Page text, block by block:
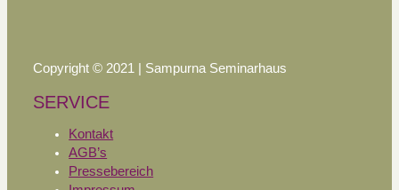
Copyright © 2021 | Sampurna Seminarhaus
SERVICE
Kontakt
AGB’s
Pressebereich